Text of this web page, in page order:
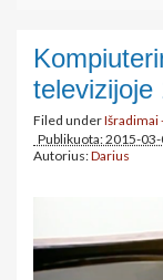
televizijoje
Filed underIšradimai
Publikuota: 2015-
Autorius:Darius